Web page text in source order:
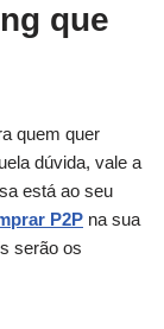
que
quem quer
dúvida, vale a
está ao seu
P2P na sua
serão os